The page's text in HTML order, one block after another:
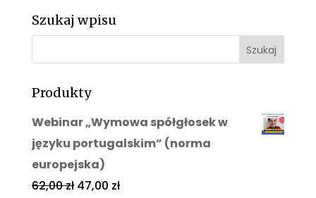
Szukaj wpisu
Produkty
Webinar „Wymowa spółgłosek w
języku portugalskim” (norma
europejska)
62,00zł 47,00 zł